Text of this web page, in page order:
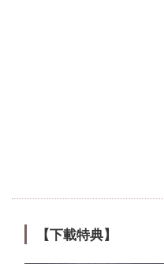
【下載特典】